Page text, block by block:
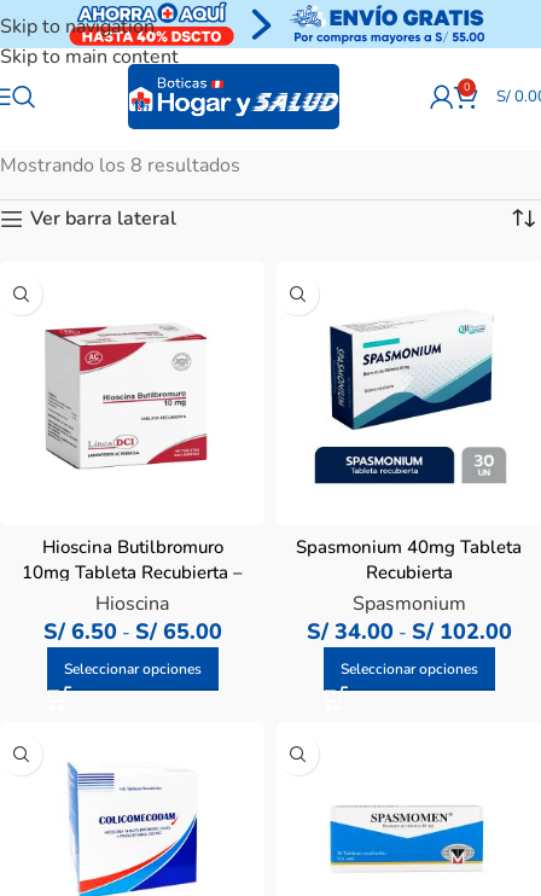
Skip to navigation
Skip to main content
0 S/
Mostrando los 8 resultados
Ver barra lateral
Hioscina Butilbromuro
10mg Tableta Recubierta –
Caja 100 UN
Hioscina
S/6.50 - S/65.00
Seleccionar opciones
Spasmonium 40mg Tableta
Recubierta
Spasmonium
S/34.00 - S/102.00
Seleccionar opciones